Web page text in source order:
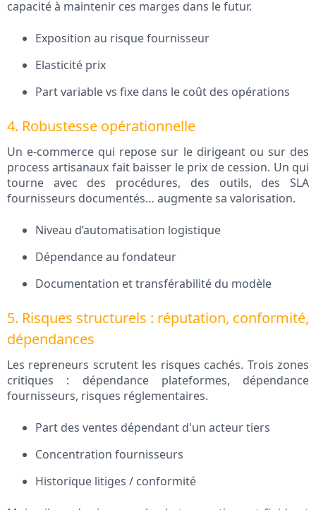
capacité à maintenir ces marges dans le futur.
Exposition au risque fournisseur
Elasticité prix
Part variable vs fixe dans le coût des opérations
4. Robustesse opérationnelle
Un e‑commerce qui repose sur le dirigeant ou sur des
process artisanaux fait baisser le prix de cession. Un qui
tourne avec des procédures, des outils, des SLA
fournisseurs documentés… augmente sa valorisation.
Niveau d’automatisation logistique
Dépendance au fondateur
Documentation et transférabilité du modèle
5. Risques structurels : réputation, conformité,
dépendances
Les repreneurs scrutent les risques cachés. Trois zones
critiques : dépendance plateformes, dépendance
fournisseurs, risques réglementaires.
Part des ventes dépendant d'un acteur tiers
Concentration fournisseurs
Historique litiges / conformité